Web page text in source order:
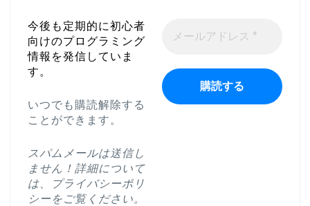
今後も定期的に初心者
向けのプログラミング
情報を発信していま
す。
いつでも購読解除する
ことができます。
スパムメールは送信し
ません！詳細について
は、
プライバシーポリ
シーをご覧ください。